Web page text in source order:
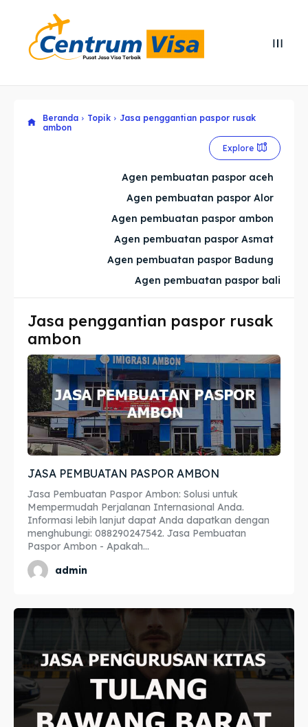
Explore our destinations
Imta
Legalisir
Apostille
Penerjemah
Asuransi
Explore our destinations
Imta
Legalisir
Apostille
Penerjemah
Asuransi
Beranda Topik
Jasa penggantian paspor rusak
ambon
Explore
Agen pembuatan paspor aceh
Agen pembuatan paspor Alor
Agen pembuatan paspor ambon
Agen pembuatan paspor Asmat
Agen pembuatan paspor Badung
Agen pembuatan paspor bali
Jasa penggantian paspor rusak
ambon
JASA PEMBUATAN PASPOR AMBON
Jasa Pembuatan Paspor Ambon: Solusi untuk
Mempermudah Perjalanan Internasional Anda.
Informasi lebih lanjut dapat Anda dapatkan dengan
menghubungi: 088290247542. Jasa Pembuatan
Paspor Ambon - Apakah...
admin